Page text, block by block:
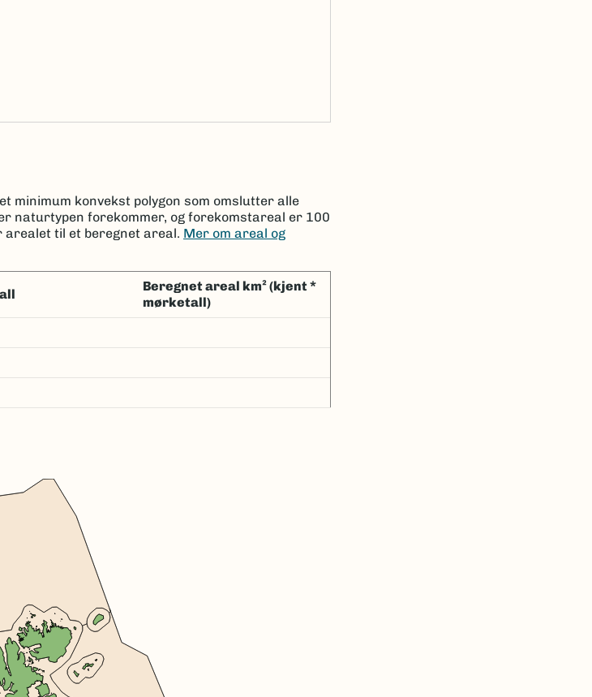
minimum konvekst polygon som omslutter alle
naturtypen forekommer, og forekomstareal er 100
til et beregnet areal. Mer om areal og
Beregnet areal km² (kjent *
mørketall)